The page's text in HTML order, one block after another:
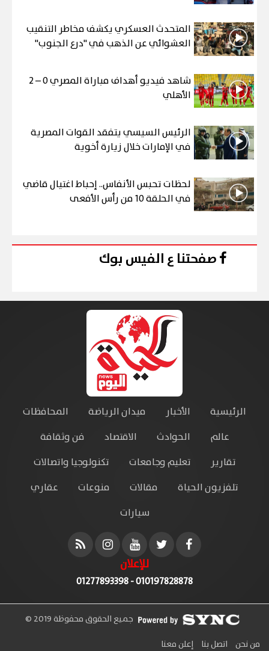
المتحدث العسكري يكشف مخاطر التنقيب
العشوائي عن الذهب في "درع الجنوب"
شاهد فيديو أهداف مباراة المصري 0 – 2
الأهلي
الرئيس السيسي يتفقد القوات المصرية
في الإمارات خلال زيارة أخوية
لحظات تحبس الأنفاس.. إحباط اغتيال قاضي
في الحلقة 10 من رأس الأفعى
صفحتنا ع الفيس بوك
الرئيسية الأخبار ميدان الرياضة
المحافظات
عالم
الحوادث الاقتصاد
فن وثقافة
تقارير
تعليم وجامعات
تكنولوجيا واتصالات
تلفزيون الحياة
مقالات منوعات
عقاري
سيارات
للإعلان
010197828878 - 01277893398
جميع الحقوق محفوظة 2019 ©
من نحن
اتصل بنا إعلن معنا